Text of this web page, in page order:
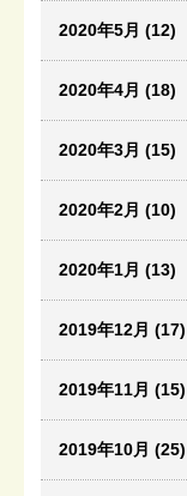
2020年5月 (12)
2020年4月 (18)
2020年3月 (15)
2020年2月 (10)
2020年1月 (13)
2019年12月 (17)
2019年11月 (15)
2019年10月 (25)